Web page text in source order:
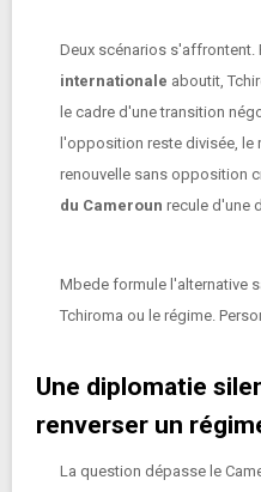
Deux scénarios s'affrontent.
internationale aboutit,
le cadre d'une transition
l'opposition reste divisée, le
renouvelle sans opposition
du Cameroun recule d'une
Mbede formule l'alternative
Tchiroma ou le régime.
Une diplomatie
renverser un
La question dépasse le